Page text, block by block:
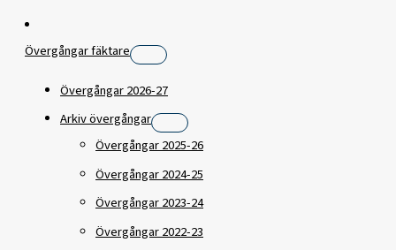
Övergångar fäktare
Övergångar 2026-27
Arkiv övergångar
Övergångar 2025-26
Övergångar 2024-25
Övergångar 2023-24
Övergångar 2022-23